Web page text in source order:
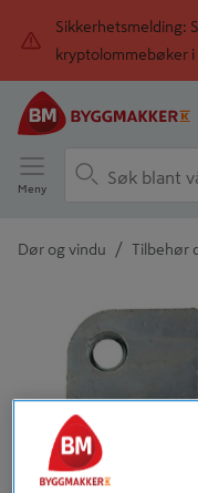
Sikkerhetsmelding:
kryptolommebøker i
Meny
Dør og vindu / Tilbehør
Detaljert beskrivelse